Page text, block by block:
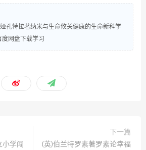
孔特拉著纳米与生命攸关健康的生命新科学
网盘下载学习
小学闯
下一篇
(英)伯兰特罗素著罗素论幸福